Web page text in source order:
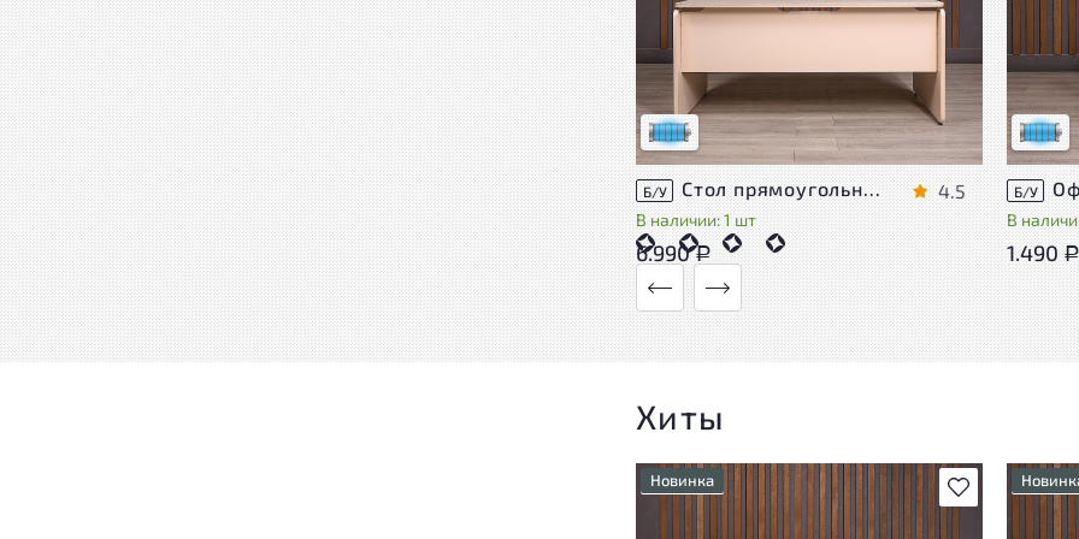
Состояние товара приближено к новому,
могут присутствовать незначительные
следы эксплуатации
Низкая степень износа
Б/У Стол прямоугольный Accord ДСП Дуб Россия
В наличии: 1 шт
4.5
6.990Р
могут
следы
Низкая
Б/У
В
1.490 Р
Хиты
В избранное
Новинка